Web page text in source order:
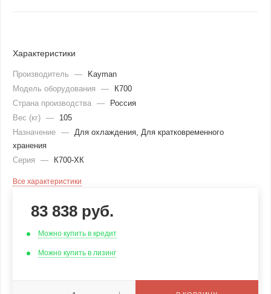
Характеристики
Производитель —
Kayman
Модель оборудования
—
К700
Страна производства —
Россия
Вес (кг) —
105
Назначение — Для охлаждения, Для кратковременного
хранения
Серия
— К700-ХК
Все характеристики
83 838 руб.
Можно купить в кредит
Можно купить в лизинг